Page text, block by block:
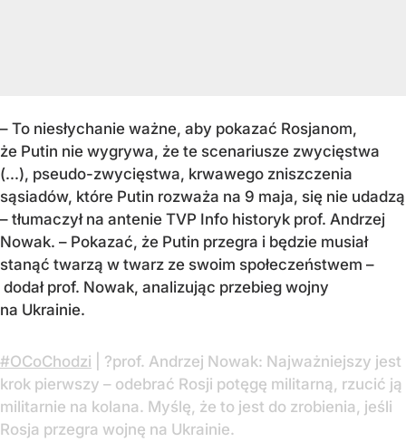
– To niesłychanie ważne, aby pokazać Rosjanom,
że Putin nie wygrywa, że te scenariusze zwycięstwa
(...), pseudo-zwycięstwa, krwawego zniszczenia
sąsiadów, które Putin rozważa na 9 maja, się nie udadzą
– tłumaczył na antenie TVP Info historyk prof. Andrzej
Nowak. – Pokazać, że Putin przegra i będzie musiał
stanąć twarzą w twarz ze swoim społeczeństwem –
dodał prof. Nowak, analizując przebieg wojny
na Ukrainie.
#OCoChodzi | ?prof. Andrzej Nowak: Najważniejszy jest
krok pierwszy – odebrać Rosji potęgę militarną, rzucić ją
militarnie na kolana. Myślę, że to jest do zrobienia, jeśli
Rosja przegra wojnę na Ukrainie.